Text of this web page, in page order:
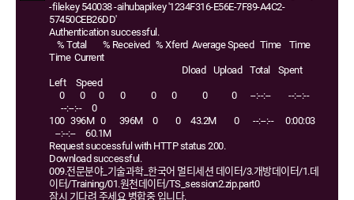
-filekey 540038 -aihubapikey '1234F316-E56E-7F89-A4C2-
57450CEB26DD'
Authentication successful.
% Total % Received % Xferd Average Speed Time Time
Time Current
Dload Upload Total Spent
Left Speed
0 0 0 0 0 0 0 0 --:--:-- --:--:--
--:--:-- 0
100 396M 0 396M 0 0 43.2M 0 --:--:-- 0:00:03
--:--:-- 60.1M
Request successful with HTTP status 200.
Download successful.
009.전문분야_기술과학_한국어 멀티세션 데이터/3.개방데이터/1.데
이터/Training/01.원천데이터/TS_session2.zip.part0
잠시 기다려 주세요 병합중 입니다.